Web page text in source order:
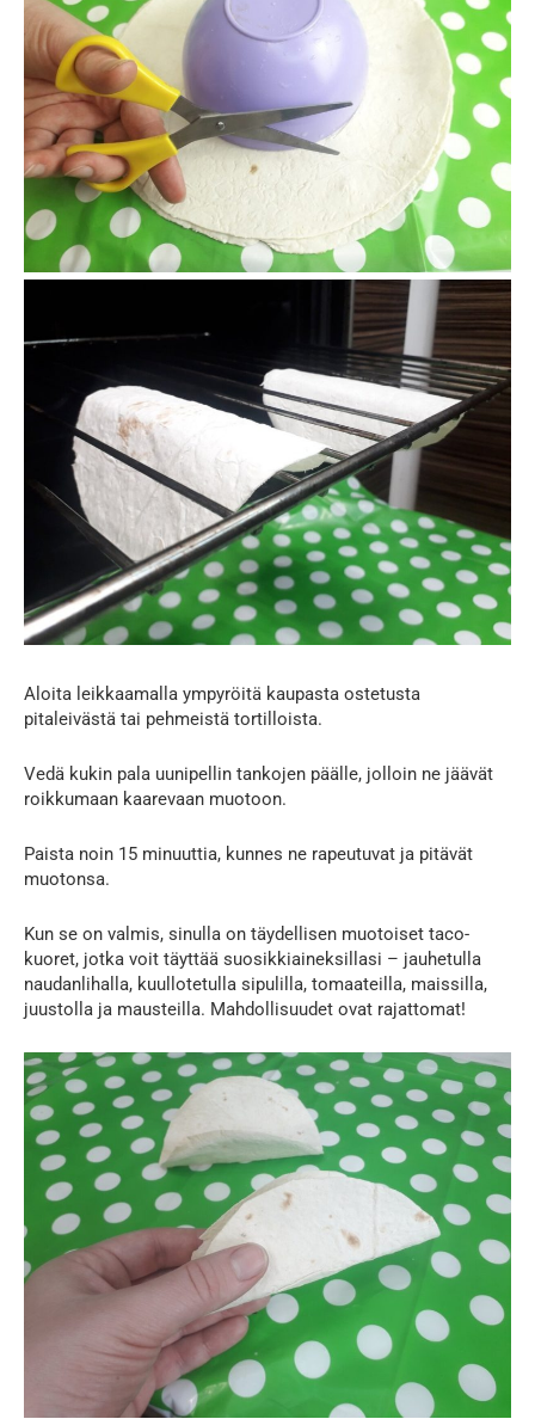
Aloita leikkaamalla ympyröitä kaupasta ostetusta
pitaleivästä tai pehmeistä tortilloista.
Vedä kukin pala uunipellin tankojen päälle, jolloin ne jäävät
roikkumaan kaarevaan muotoon.
Paista noin 15 minuuttia, kunnes ne rapeutuvat ja pitävät
muotonsa.
Kun se on valmis, sinulla on täydellisen muotoiset taco-
kuoret, jotka voit täyttää suosikkiaineksillasi – jauhetulla
naudanlihalla, kuullotetulla sipulilla, tomaateilla, maissilla,
juustolla ja mausteilla. Mahdollisuudet ovat rajattomat!